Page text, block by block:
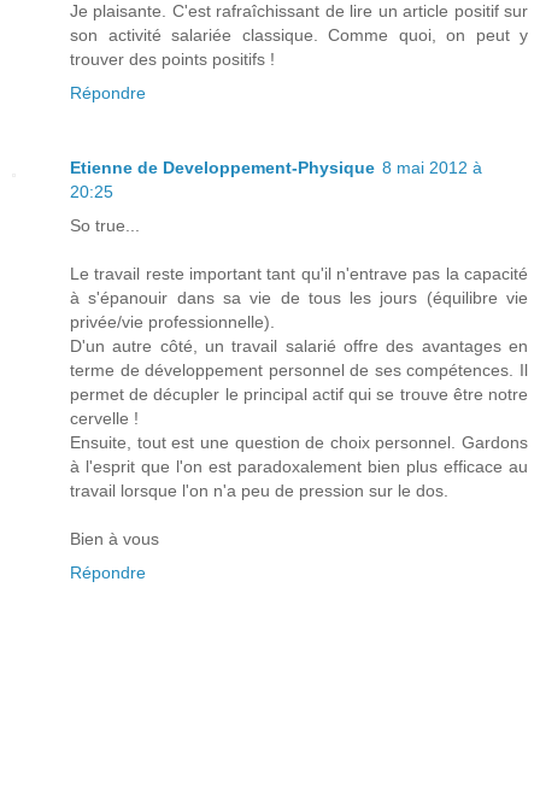
Je plaisante. C'est rafraîchissant de lire un article positif sur
son activité salariée classique. Comme quoi, on peut y
trouver des points positifs !
Répondre
Etienne de Developpement-Physique 8 mai 2012 à
20:25
So true...
Le travail reste important tant qu'il n'entrave pas la capacité
à s'épanouir dans sa vie de tous les jours (équilibre vie
privée/vie professionnelle).
D'un autre côté, un travail salarié offre des avantages en
terme de développement personnel de ses compétences. Il
permet de décupler le principal actif qui se trouve être notre
cervelle !
Ensuite, tout est une question de choix personnel. Gardons
à l'esprit que l'on est paradoxalement bien plus efficace au
travail lorsque l'on n'a peu de pression sur le dos.
Bien à vous
Répondre